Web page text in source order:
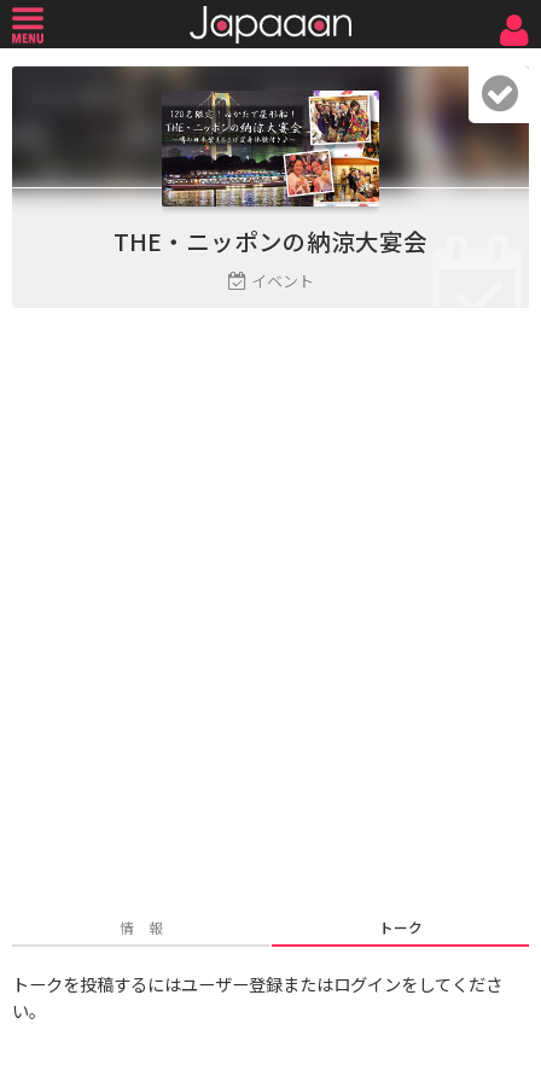
THE・ニッポンの納涼大宴会
イベント
情 報 トーク
トークを投稿するにはユーザー登録またはログインをしてくださ
い。